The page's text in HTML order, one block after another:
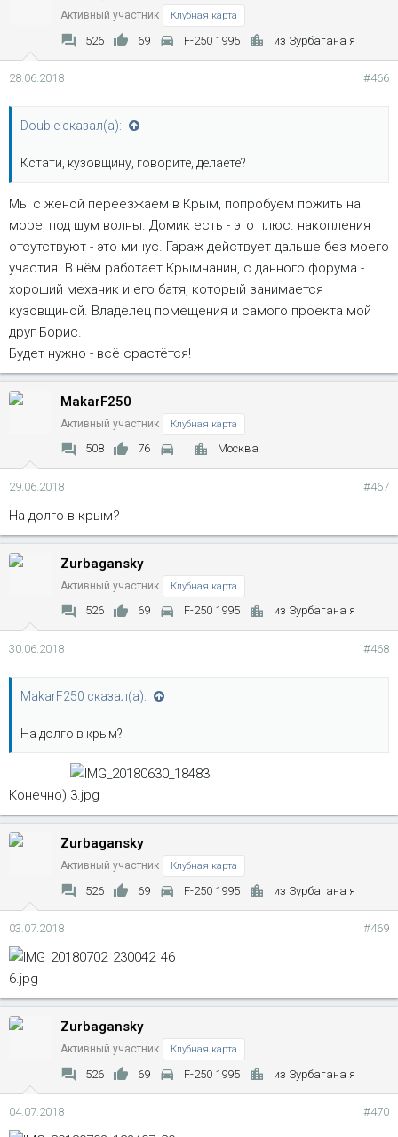
Активный участник Клубная карта
526 69 F-250 1995 из Зурбагана я
28.06.2018 #466
Double сказал(а):
Кстати, кузовщину, говорите, делаете?
Мы с женой переезжаем в Крым, попробуем пожить на
море, под шум волны. Домик есть - это плюс. накопления
отсутствуют - это минус. Гараж действует дальше без моего
участия. В нём работает Крымчанин, с данного форума -
хороший механик и его батя, который занимается
кузовщиной. Владелец помещения и самого проекта мой
друг Борис.
Будет нужно - всё срастётся!
MakarF250
Активный участник Клубная карта
508 76 Москва
29.06.2018 #467
На долго в крым?
Zurbagansky
Активный участник Клубная карта
526 69 F-250 1995 из Зурбагана я
30.06.2018 #468
MakarF250 сказал(а):
На долго в крым?
Конечно)
Zurbagansky
Активный участник Клубная карта
526 69 F-250 1995 из Зурбагана я
03.07.2018 #469
Zurbagansky
Активный участник Клубная карта
526 69 F-250 1995 из Зурбагана я
04.07.2018 #470